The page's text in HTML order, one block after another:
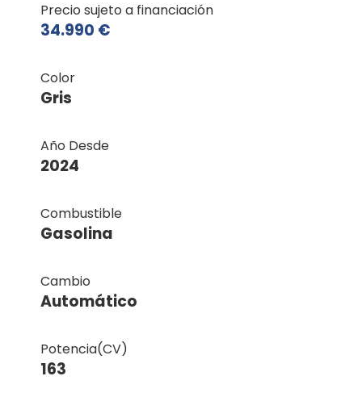
Precio sujeto a financiación
34.990 €
Color
Gris
Año Desde
2024
Combustible
Gasolina
Cambio
Automático
Potencia(CV)
163